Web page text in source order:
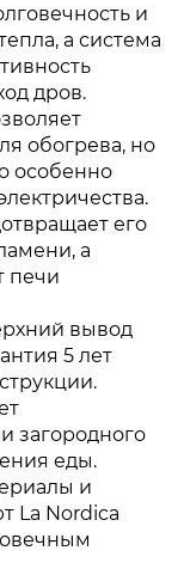
и
а система
дров.
обогрева, но
особенно
его
а
печи
вывод
5 лет
загородного
еды.
и
La Nordica